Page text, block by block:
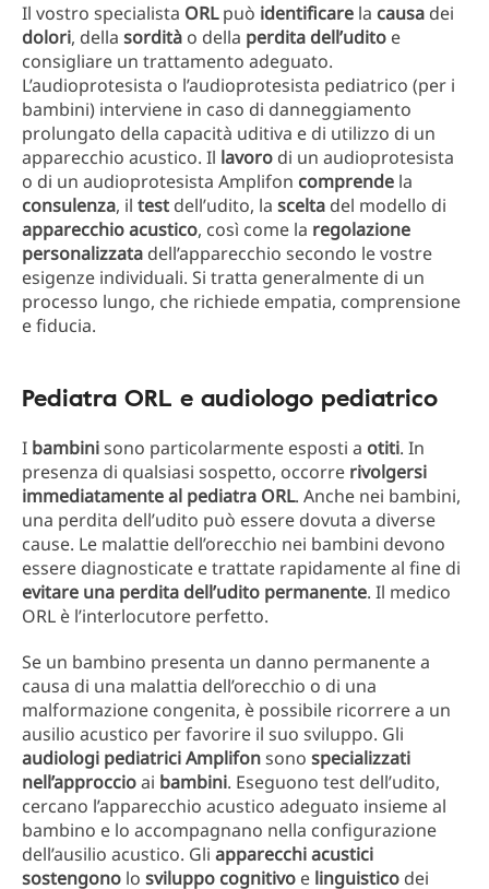
Il vostro specialista ORLpuò identificare la causa dei
dolori, della sordità o della perdita dell’udito e
consigliare un trattamento adeguato.
L’audioprotesista o l’audioprotesista pediatrico (per i
bambini) interviene in caso di danneggiamento
prolungato della capacità uditiva e di utilizzo di un
apparecchio acustico. Il lavoro di un audioprotesista
o di un audioprotesista Amplifon comprende la
consulenza, il test dell’udito, la scelta del modello di
apparecchio acustico, così come la regolazione
personalizzata dell’apparecchio secondo le vostre
esigenze individuali. Si tratta generalmente di un
processo lungo, che richiede empatia, comprensione
e fiducia.
Pediatra ORL e audiologo pediatrico
I bambinisono particolarmente esposti a otiti. In
presenza di qualsiasi sospetto, occorre rivolgersi
immediatamente al pediatra ORL. Anche nei bambini,
una perdita dell’udito può essere dovuta a diverse
cause. Le malattie dell’orecchio nei bambini devono
essere diagnosticate e trattate rapidamente al fine di
evitare una perdita dell’udito permanente. Il medico
ORL è l’interlocutore perfetto.
Se un bambino presenta un danno permanente a
causa di una malattia dell’orecchio o di una
malformazione congenita, è possibile ricorrere a un
ausilio acustico per favorire il suo sviluppo. Gli
audiologi pediatrici Amplifonsono specializzati
nell’approccioai bambini. Eseguono test dell’udito,
cercano l’apparecchio acustico adeguato insieme al
bambino e lo accompagnano nella configurazione
dell’ausilio acustico. Gli apparecchi acustici
sostengono lo sviluppo cognitivo e linguistico dei